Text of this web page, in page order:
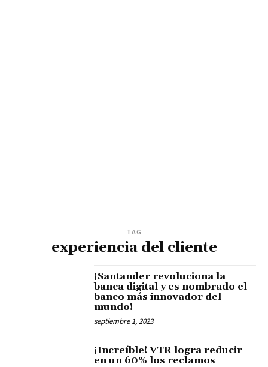
TAG
experiencia del cliente
¡Santander revoluciona la
banca digital y es nombrado el
banco más innovador del
mundo!
septiembre 1, 2023
¡Increíble! VTR logra reducir
en un 60% los reclamos